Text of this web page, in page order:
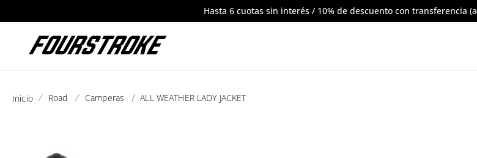
Hasta 6 cuotas sin interés / 10% de descuento con transferencia
road camperas ALL WEATHER LADY JACKET